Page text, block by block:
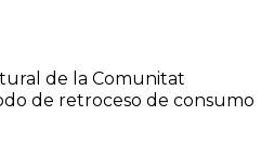
de la Comunitat
de retroceso de consumo